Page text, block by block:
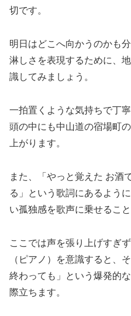
切です。
明日はどこへ向かうのかも
淋しさを表現するために、
識してみましょう。
一拍置くような気持ちで丁
頭の中にも中山道の宿場町
上がります。
また、「やっと覚えた お酒
る」という歌詞にあるよう
い孤独感を歌声に乗せるこ
ここでは声を張り上げすぎ
（ピアノ）を意識すると、
終わっても」という爆発的
際立ちます。